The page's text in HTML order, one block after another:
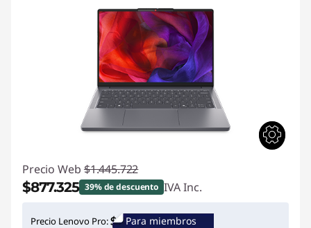
Precio Web $1.445.722
$877.325 39% de descuento IVA Inc.
Ahorros instantáneos :-$568.397
Precio Lenovo Pro: Para miembros